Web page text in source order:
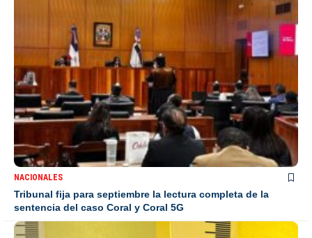
NACIONALES
Tribunal fija para septiembre la lectura completa de la
sentencia del caso Coral y Coral 5G